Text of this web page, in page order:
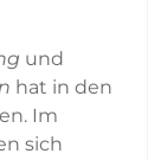
und
hat in den
Im
sich